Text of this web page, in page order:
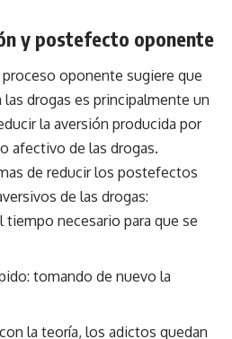
y postefecto oponente
proceso oponente sugiere que
las drogas es principalmente un
la aversión producida por
afectivo de las drogas.
de reducir los postefectos
de las drogas:
tiempo necesario para que se
tomando de nuevo la
la teoría, los adictos quedan